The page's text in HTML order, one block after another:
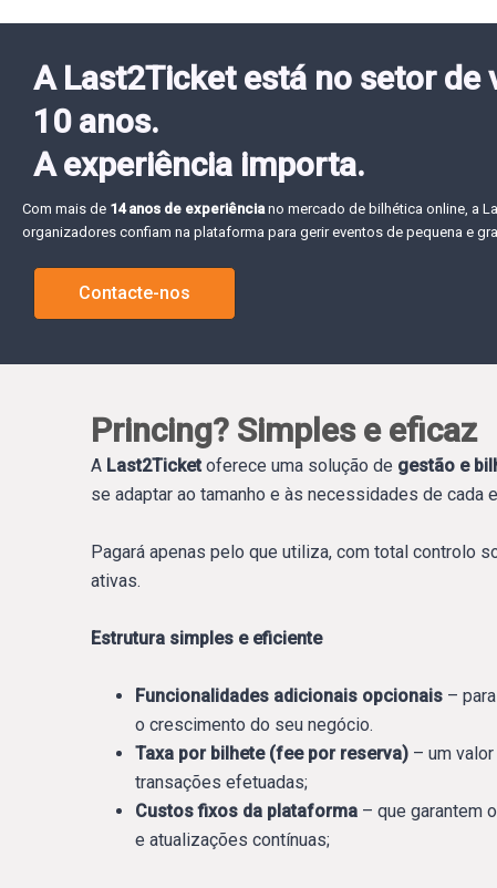
A Last2Ticket está no setor de
10 anos.
A experiência importa.
Com mais de 14 anos de experiênciano mercado de bilhética online, a
organizadores confiam na plataforma para gerir eventos de pequena e
Contacte-nos
Princing? Simples e eficaz
A Last2Ticket oferece uma solução de gestão e
se adaptar ao tamanho e às necessidades de cada
Pagará apenas pelo que utiliza, com total controlo
ativas.
Estrutura simples e eficiente
Funcionalidades adicionais opcionais –
o crescimento do seu negócio.
Taxa por bilhete (fee por reserva) – um
transações efetuadas;
Custos fixos da plataforma – que garantem
e atualizações contínuas;